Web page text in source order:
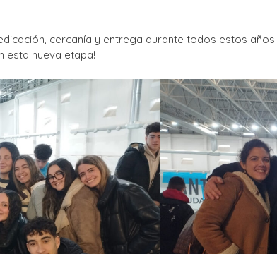
cercanía y entrega durante todos estos años.
esta nueva etapa!